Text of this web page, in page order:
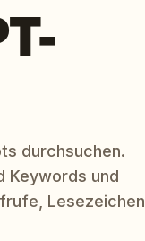
durchsuchen.
Keywords und
Lesezeichen,